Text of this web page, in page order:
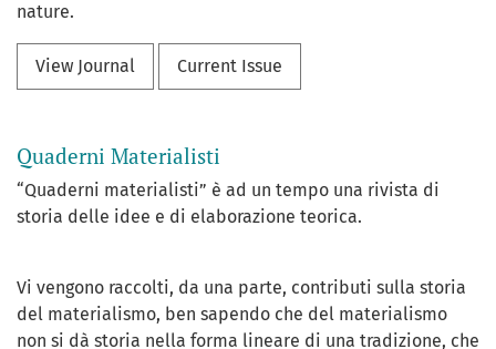
nature.
View Journal Current Issue
Quaderni Materialisti
“Quaderni materialisti” è ad un tempo una rivista di
storia delle idee e di elaborazione teorica.
Vi vengono raccolti, da una parte, contributi sulla storia
del materialismo, ben sapendo che del materialismo
non si dà storia nella forma lineare di una tradizione, che